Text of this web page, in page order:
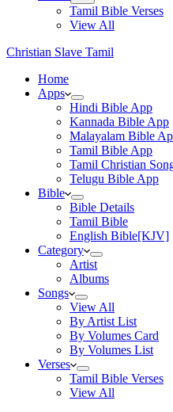
Tamil Bible Verses
View All
Christian Slave Tamil
Home
Apps
Hindi Bible App
Kannada Bible App
Malayalam Bible
Tamil Bible App
Tamil Christian
Telugu Bible App
Bible
Bible Details
Tamil Bible
English Bible[KJV]
Category
Artist
Albums
Songs
View All
By Artist List
By Volumes Card
By Volumes List
Verses
Tamil Bible Verses
View All